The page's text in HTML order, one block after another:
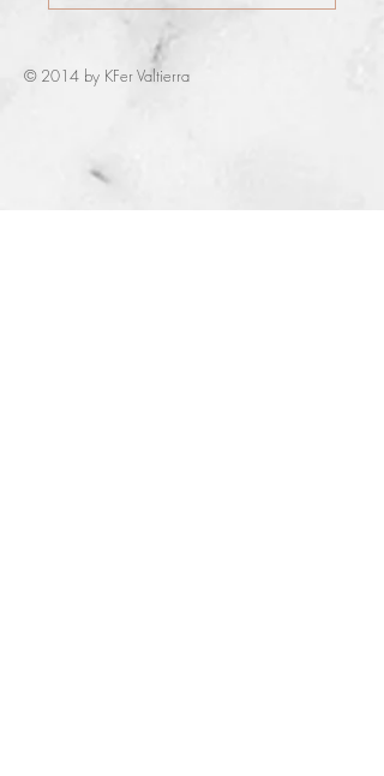
© 2014 by KFer Valtierra